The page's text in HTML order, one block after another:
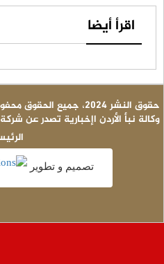
اقرأ أيضا
© حقوق النشر 2024، جميع الحقوق محفوظة | نبأ الأردن
وكالة نبأ الأردن اإخبارية تصدر عن
تصميم و تطوير